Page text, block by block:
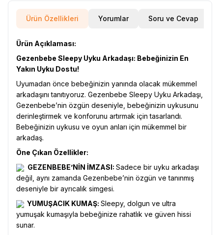
Ürün Özellikleri Yorumlar Soru ve Cevap
Ürün Açıklaması:
Gezenbebe Sleepy Uyku Arkadaşı: Bebeğinizin En
Yakın Uyku Dostu!
Uyumadan önce bebeğinizin yanında olacak mükemmel
arkadaşını tanıtıyoruz. Gezenbebe Sleepy Uyku Arkadaşı,
Gezenbebe’nin özgün deseniyle, bebeğinizin uykusunu
derinleştirmek ve konforunu artırmak için tasarlandı.
Bebeğinizin uykusu ve oyun anları için mükemmel bir
arkadaş.
Öne Çıkan Özellikler:
GEZENBEBE’NİN İMZASI: Sadece bir uyku arkadaşı
değil, aynı zamanda Gezenbebe’nin özgün ve tanınmış
deseniyle bir ayrıcalık simgesi.
YUMUŞACIK KUMAŞ: Sleepy, dolgun ve ultra
yumuşak kumaşıyla bebeğinize rahatlık ve güven hissi
sunar.